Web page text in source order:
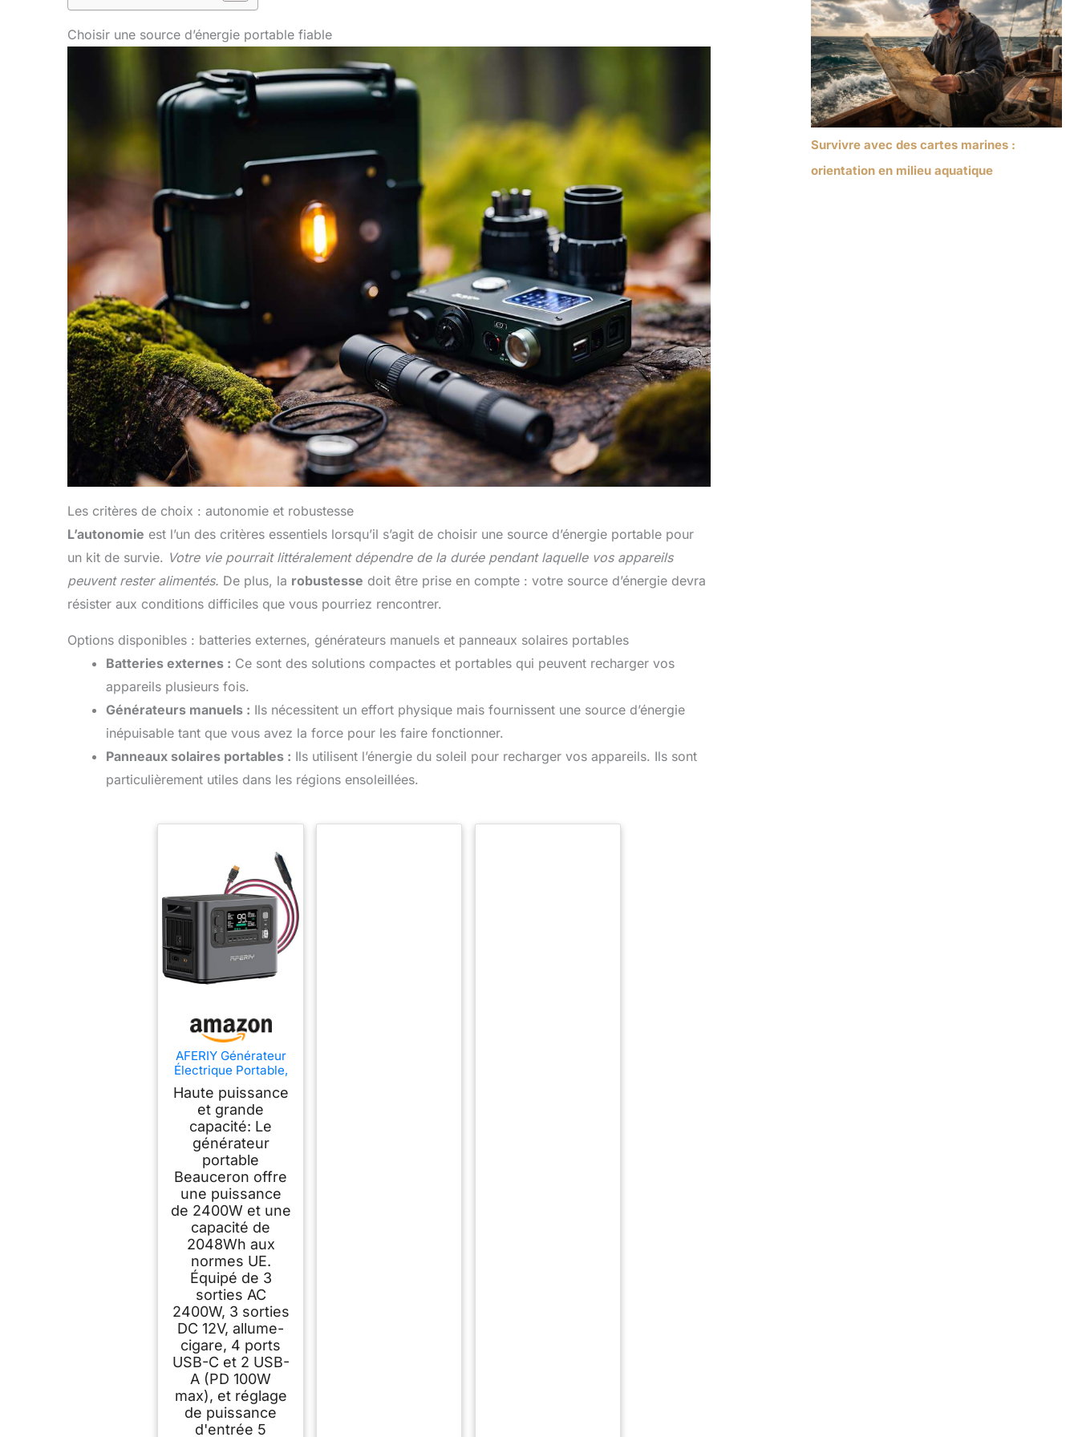
Choisir une source d’énergie portable fiable
Les critères de choix : autonomie et robustesse
L’autonomie est l’un des critères essentiels lorsqu’il s’agit de choisir une source d’énergie portable pour
un kit de survie. Votre vie pourrait littéralement dépendre de la durée pendant laquelle vos appareils
peuvent rester alimentés. De plus, la robustesse doit être prise en compte : votre source d’énergie devra
résister aux conditions difficiles que vous pourriez rencontrer.
Options disponibles : batteries externes, générateurs manuels et panneaux solaires portables
Batteries externes : Ce sont des solutions compactes et portables qui peuvent recharger vos
appareils plusieurs fois.
Générateurs manuels : Ils nécessitent un effort physique mais fournissent une source d’énergie
inépuisable tant que vous avez la force pour les faire fonctionner.
Panneaux solaires portables : Ils utilisent l’énergie du soleil pour recharger vos appareils. Ils sont
particulièrement utiles dans les régions ensoleillées.
AFERIY Générateur
Électrique Portable,
2400W 2048Wh
Batterie Nomade
4000 cycles, 13
Ports, Charge en
1.5h, Garantie de 7
ans, Silencieux
Station Electrique
Portable pour
Camping/Voyage/Ja
rdin
Haute puissance
et grande
capacité: Le
générateur
portable
Beauceron offre
une puissance
de 2400W et une
capacité de
2048Wh aux
normes UE.
Équipé de 3
sorties AC
2400W, 3 sorties
DC 12V, allume-
cigare, 4 ports
USB-C et 2 USB-
A (PD 100W
max), et réglage
de puissance
d'entrée 5
Survivre avec des cartes marines :
orientation en milieu aquatique